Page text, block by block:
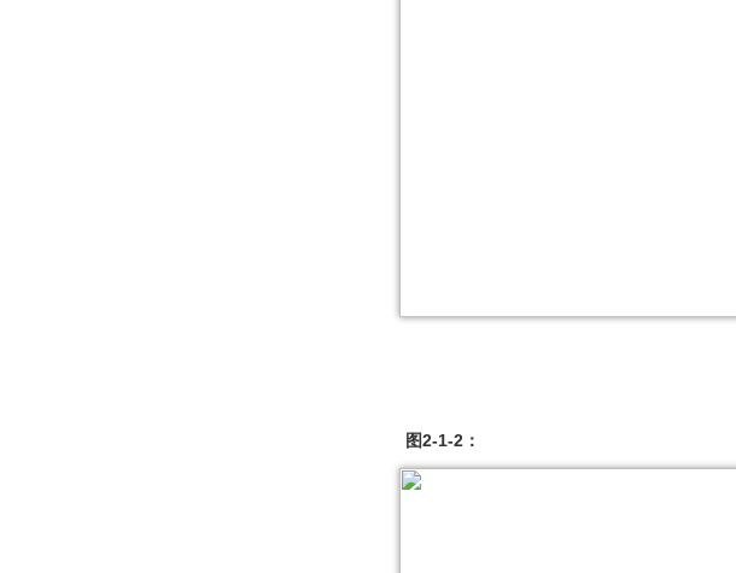
图2-1-2：